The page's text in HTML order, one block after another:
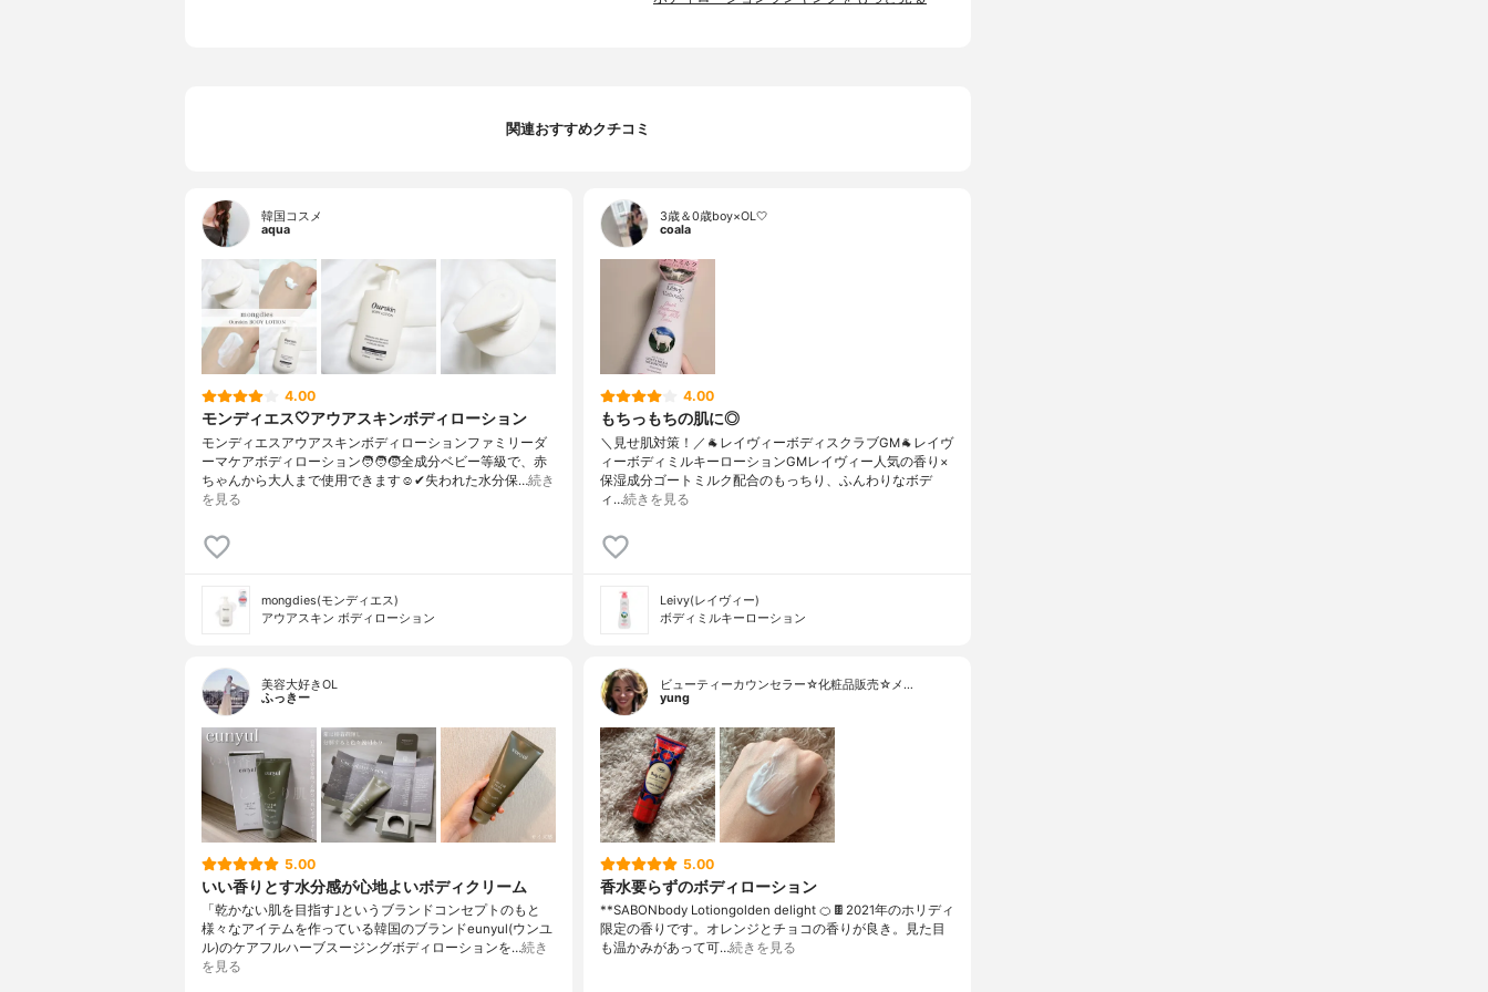
関連おすすめクチコミ
韓国コスメ
aqua
4.00
モンディエス🤍アウアスキンボディローション
モンディエスアウアスキンボディローションファミリーダ
ーマケアボディローション🧑‍🧑‍🧒全成分ベビー等級で、赤
ちゃんから大人まで使用できます☺️✔︎失われた水分保…続き
を見る
mongdies(モンディエス)
アウアスキン ボディローション
3歳＆0歳boy×OL🤍
coala
4.00
もちっもちの肌に◎
＼見せ肌対策！／🐐レイヴィーボディスクラブGM🐐レイヴ
ィーボディミルキーローションGMレイヴィー人気の香り×
保湿成分ゴートミルク配合のもっちり、ふんわりなボデ
ィ…続きを見る
Leivy(レイヴィー)
ボディミルキーローション
美容大好きOL
ふっきー
5.00
いい香りとす水分感が心地よいボディクリーム
「乾かない肌を目指す｣というブランドコンセプトのもと
様々なアイテムを作っている韓国のブランドeunyul(ウンユ
ル)のケアフルハーブスージングボディローションを…続き
を見る
ビューティーカウンセラー☆化粧品販売☆メ…
yung
5.00
香水要らずのボディローション
**SABONbody Lotiongolden delight 🍊🍫2021年のホリディ
限定の香りです。オレンジとチョコの香りが良き。見た目
も温かみがあって可…続きを見る